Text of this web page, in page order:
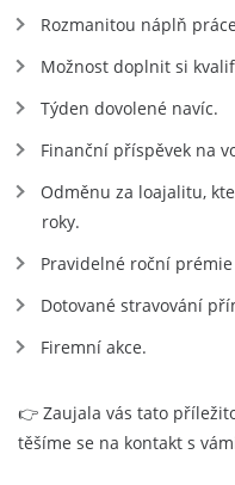
Rozmanitou náplň
Možnost doplnit si
Týden dovolené navíc.
Finanční příspěvek na
Odměnu za loajalitu,
roky.
Pravidelné roční
Dotované stravování
Firemní akce.
👉 Zaujala vás tato
těšíme se na kontakt s